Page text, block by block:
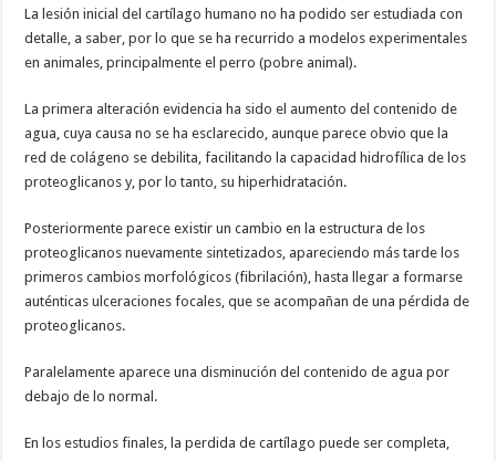
La lesión inicial del cartílago humano no ha podido ser estudiada con
detalle, a saber, por lo que se ha recurrido a modelos experimentales
en animales, principalmente el perro (pobre animal).
La primera alteración evidencia ha sido el aumento del contenido de
agua, cuya causa no se ha esclarecido, aunque parece obvio que la
red de colágeno se debilita, facilitando la capacidad hidrofílica de los
proteoglicanos y, por lo tanto, su hiperhidratación.
Posteriormente parece existir un cambio en la estructura de los
proteoglicanos nuevamente sintetizados, apareciendo más tarde los
primeros cambios morfológicos (fibrilación), hasta llegar a formarse
auténticas ulceraciones focales, que se acompañan de una pérdida de
proteoglicanos.
Paralelamente aparece una disminución del contenido de agua por
debajo de lo normal.
En los estudios finales, la perdida de cartílago puede ser completa,